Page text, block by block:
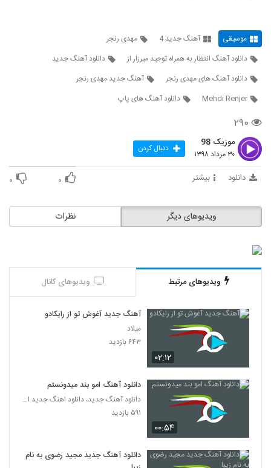
5843
5844
5846
آهنگ حالت چشمات از امیرحسین خاتم(پاپ)
5847
دانلود آهنگ جدید و زیبای امیرحسین ولی با
۳۲۵ بازدید
آهنگ حامد بهروزی بنام دیوانگی
۲۴۹ بازدید
Bi Andazeh)
Masnad For Aida
دانلود آهنگ محمد طسوجی عشق خاص
(Mohammad Tasooji Eshghe Khas)
موسیقی آهنگ جدید 4
مهدی رنجر
دانلود آهنگ انتظار به همراه توحید میرزار از
دانلود آهنگ جدید
دانلود آهنگ های مهدی رنجر
آهنگ جدید مهدی رنجر
Mehdi Renjer
دانلود آهنگ های پاپ
۲۹۰
موزیک 98
۳۰ مرداد ۱۳۹۸ دنبال کردن
دانلود بیشتر ۰ ۰
نظرات ویدیوهای دیگر
ویدیوهای مرتبط ویدیوهای کانال
۰۲:۱۲
آهنگ جدید آغوش تو از رایکادو
میلاد
۶۴۳ بازدید
۰۰:۵۴
دانلود آهنگ امو بند میدونستم
دانلود آهنگ جدید، دانلود اهنگ جدید ایرانی
۵۹۱ بازدید
دانلود آهنگ جدید مجید رضوی به نام